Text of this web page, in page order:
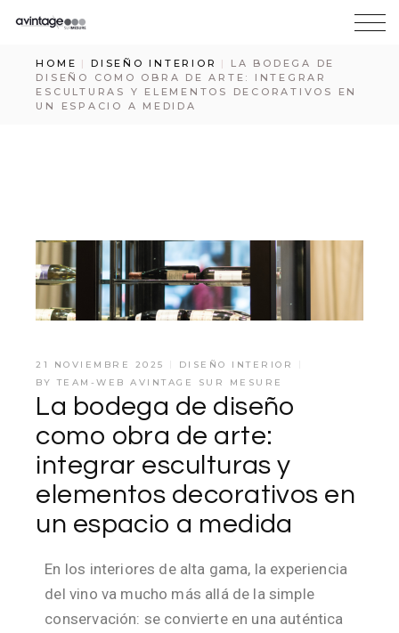
HOME DISEÑO INTERIOR
LA BODEGA DE
DISEÑO COMO OBRA DE ARTE: INTEGRAR
ESCULTURAS Y ELEMENTOS DECORATIVOS EN
UN ESPACIO A MEDIDA
21 NOVIEMBRE 2025
DISEÑO INTERIOR
BYTEAM-WEB AVINTAGE SUR MESURE
La bodega de diseño
como obra de arte:
integrar esculturas y
elementos decorativos en
un espacio a medida
En los interiores de alta gama, la experiencia
del vino va mucho más allá de la simple
conservación: se convierte en una auténtica